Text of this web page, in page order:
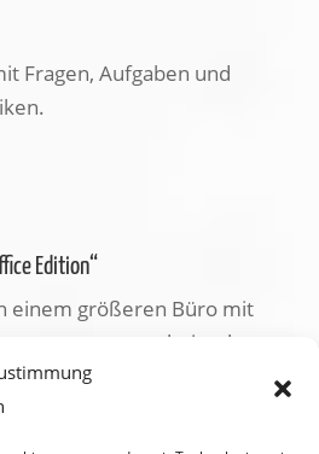
Fragen, Aufgaben und
Edition“
einem größeren Büro mit
zusammengearbeitet hat,
haben, sich in die
hinein zu